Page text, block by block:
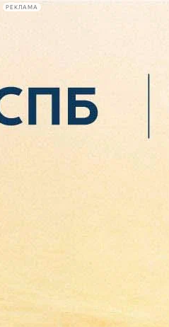
РЕКЛАМА
Сегодня:
2026.08.06
19:15